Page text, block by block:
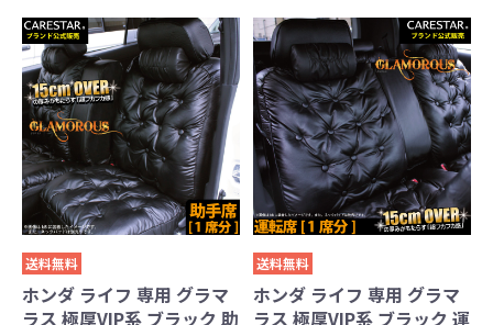
送料無料
ホンダ ライフ 専用 グラマ
ラス 極厚VIP系 ブラック 助
送料無料
ホンダ ライフ 専用 グラマ
ラス 極厚VIP系 ブラック 運